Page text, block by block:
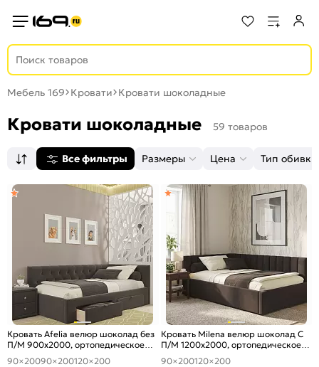
Мебель 169 Кровати Кровати шоколадные
Кровати шоколадные 59 товаров
Все фильтры Размеры Цена Тип обивки
Кровать Afelia велюр шоколад без
П/М 900x2000, ортопедическое
основание, изголовье мягкое
90×20090×200120×200
Кровать Milena велюр шоколад С
П/М 1200x2000, ортопедическое
основание, изголовье мягкое
90×200120×200